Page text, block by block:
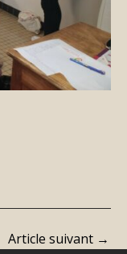
Article suivant →